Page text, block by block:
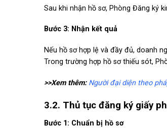
Sau khi nhận hồ sơ, Phòng Đăng ký
Bước 3: Nhận kết quả
Nếu hồ sơ hợp lệ và đầy đủ, doanh
Trong trường hợp hồ sơ thiếu sót,
>>Xem thêm: Người đại diện theo
3.2. Thủ tục đăng ký giấy
Bước 1: Chuẩn bị hồ sơ